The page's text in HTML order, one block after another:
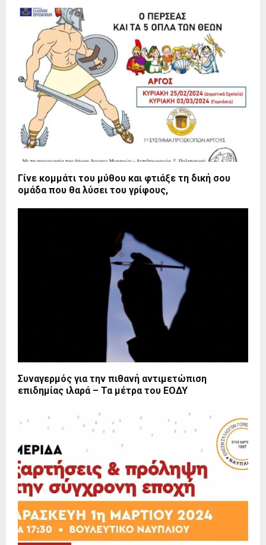
Γίνε κομμάτι του μύθου και φτιάξε τη δική σου
ομάδα που θα λύσει του γρίφους,
Συναγερμός για την πιθανή αντιμετώπιση
επιδημίας ιλαρά – Τα μέτρα του ΕΟΔΥ